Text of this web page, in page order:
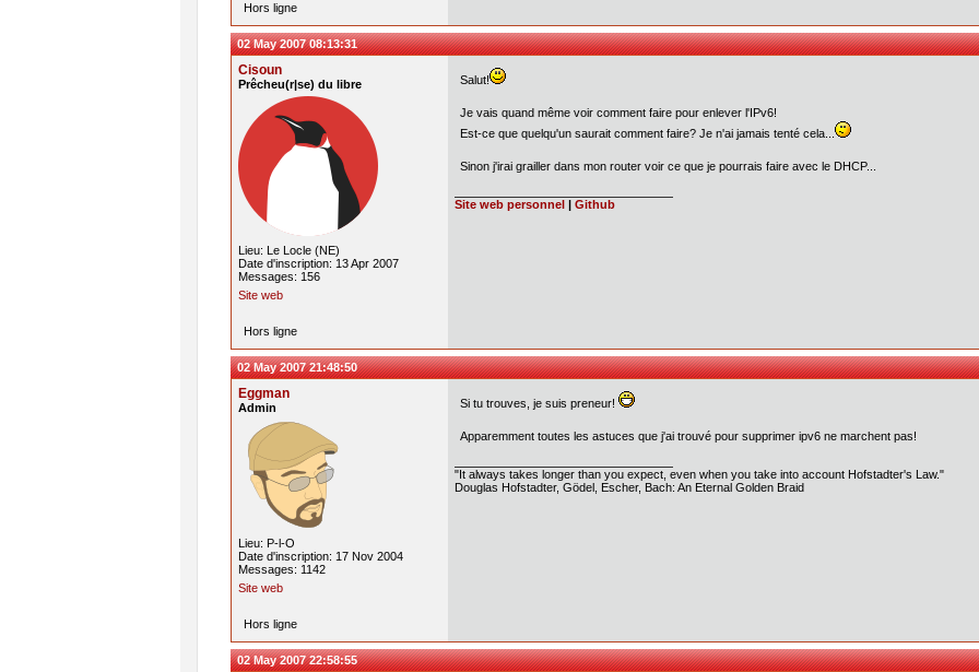
Hors ligne
02 May 2007 08:13:31
Cisoun
Prêcheu(r|se) du libre
Lieu: Le Locle (NE)
Date d'inscription: 13 Apr 2007
Messages: 156
Site web
Salut!
Je vais quand même voir comment faire pour enlever l'IPv6!
Est-ce que quelqu'un saurait comment faire? Je n'ai jamais tenté cela...
Sinon j'irai grailler dans mon router voir ce que je pourrais faire avec le DHCP...
Site web personnel | Github
Hors ligne
02 May 2007 21:48:50
Eggman
Admin
Lieu: P-l-O
Date d'inscription: 17 Nov 2004
Messages: 1142
Site web
Si tu trouves, je suis preneur!
Apparemment toutes les astuces que j'ai trouvé pour supprimer ipv6 ne marchent pas!
"It always takes longer than you expect, even when you take into account Hofstadter's Law."
Douglas Hofstadter, Gödel, Escher, Bach: An Eternal Golden Braid
Hors ligne
02 May 2007 22:58:55